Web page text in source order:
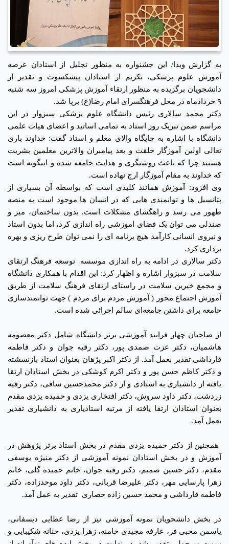
به گزارش وبدا/ این جشنواره به منظور تجلیل از استادان عرصه
آموزش علوم پزشکی، تکریم از استادان پیشکسوت و تقدیر از
دانشجویان برگزیده به منظور ارتقاء آموزش پزشکی امروز سه شنبه
۹ خردادماه در محل فرهنگسرای امام رضا(ع) برپا شد.
دکتر محمد سالاری رئیس دانشگاه علوم پزشکی سبزوار در این
مراسم ضمن تبریک روز استاد به تمامی اساتید و اعضای هیات علمی
دانشگاه با اشاره به جایگاه والای معلم و استاد گفت: خداوند باری
تعالی اولین آموزگار خلقت و بعد پیامبران والاترین معلمین بشریت
هستند چرا که باعث روشنگری و هدایت جامعه شده و اینگونه است
که خداوند به مقام آموزگار ارج نهاده است.
وی افزود: آموزش همانند کلیدی است که بواسطه آن بسیاری از
پتانسیل ها و توانمندی هایی که در انسان ها موجود است به منصه
ظهور می رسد و راهگشای مشکلات است. بدون ساختمان، میز و
صندلی می توان یک فضای اموزشی راه اندازی کرد، اما بدون استاد
و نیروی انسانی کارآمد هیچ برنامه ای را نمی توان طرح ریزی و بهره
برداری کرد.
دکتر سالاری در ادامه به راه اندازی موسسه توسعه فرهنگ ارتقای
سلامت در سبزوار اشاره و اظهار کرد: این اقدام با همکاری دانشگاه
و مجمع خیرین سلامت در راستای ارتقای فرهنگ سلامت از طریق
آموزش اجتماع محور ( آموزش مردم برای مردم ) جهت توانمندسازی
جامعه برای داشتن جامعه‌ای سالم اجرائی شده است.
از صاحبان چهار فرایند آموزشی برتر دانشگاه شامل دکتر معصومه
هاشمیان، دکتر عزت صمدی پور، دکتر رقیه جوان و دکتر فاطمه
قارداشی تقدیر بعمل آمد. از دکتر اکبر پژهان بعنوان استاد بازنسشته
و دکتر کاظم حسن پور و دکتر اکرم کوشکی در بخش استادان ارتقا
یافته از دانشیاری به استادی و از دکتر محمدحسین ساقی، دکتر رقیه
زردشت، دکتر داود سروش، دکتر افتخاری یزدی و حمیده یزدی مقدم
بعنوان استادان ارتقا یافته از مرتبه استادیاری به دانشیاری تقدیر
بعمل آمد.
همچنین از دکتر حمیده یزدی مقدم در بخش استاد برتر پژوهش در
آموزش و در بخش استادان نمونه آموزشی از دکتر منیژه یوسفی
مقدم، دکتر حسین صمیم، دکتر رقیه جوان، خانم حمیده گلی، خانم
زهرا پارسایی مهر، دکتر علیرضا قربانی، دکتر داود موحدزاده، دکتر
فاطمه قارداشی و محمد حسین زاده حصاری تقدیر به عمل آمد.
در بخش دانشجویان نمونه آموزشی نیز از رضا عطایی دیسفانی،
یاسمن محبی فر، عارفه مجیدی خامنه، زهرا یزدی، حنانه شکیبایی و